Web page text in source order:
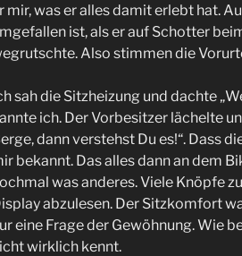
mir, was er alles damit erlebt hat.
ist, als er auf Schotter
Also stimmen die
sah die Sitzheizung und dachte
ich. Der Vorbesitzer lächelte
dann verstehst Du es!“. Dass
bekannt. Das alles dann an dem
was anderes. Viele Knöpfe
abzulesen. Der Sitzkomfort
eine Frage der Gewöhnung. Wie
wirklich kennt.